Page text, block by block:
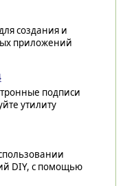
создания и
приложений
подписи
утилиту
DIY, с помощью